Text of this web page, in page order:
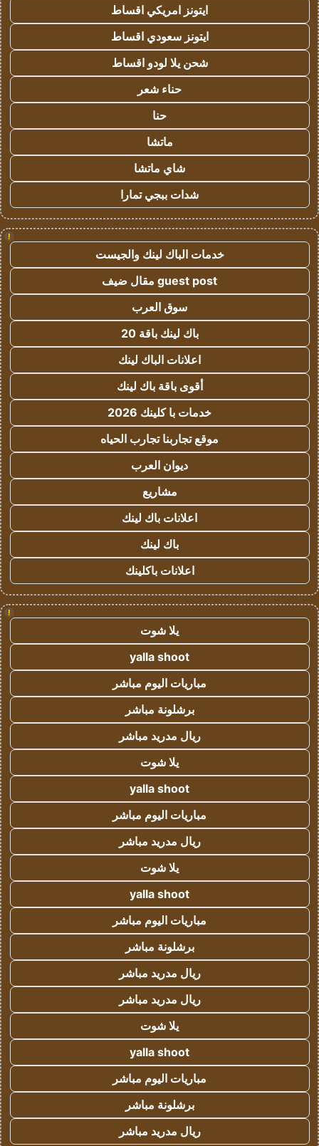
ايتونز امريكي اقساط
ايتونز سعودي اقساط
شحن يلا لودو اقساط
حناء شعر
حنا
ماتشا
شاي ماتشا
شدات ببجي تمارا
!
خدمات الباك لينك والجيست
guest post مقال ضيف
سوق العرب
باك لينك باقة 20
اعلانات الباك لينك
أقوى باقة باك لينك
خدمات با كلينك 2026
موقع تجاربنا تجارب الحياه
ديوان العرب
مشاريع
اعلانات باك لينك
باك لينك
اعلانات باكلينك
!
يلا شوت
yalla shoot
مباريات اليوم مباشر
برشلونة مباشر
ريال مدريد مباشر
يلا شوت
yalla shoot
مباريات اليوم مباشر
ريال مدريد مباشر
يلا شوت
yalla shoot
مباريات اليوم مباشر
برشلونة مباشر
ريال مدريد مباشر
ريال مدريد مباشر
يلا شوت
yalla shoot
مباريات اليوم مباشر
برشلونة مباشر
ريال مدريد مباشر